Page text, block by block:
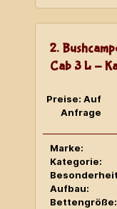
2.
Cab 3 L -
Preise: Auf
Anfrage
Marke:
Kategorie:
Aufbau:
Bettengröße: